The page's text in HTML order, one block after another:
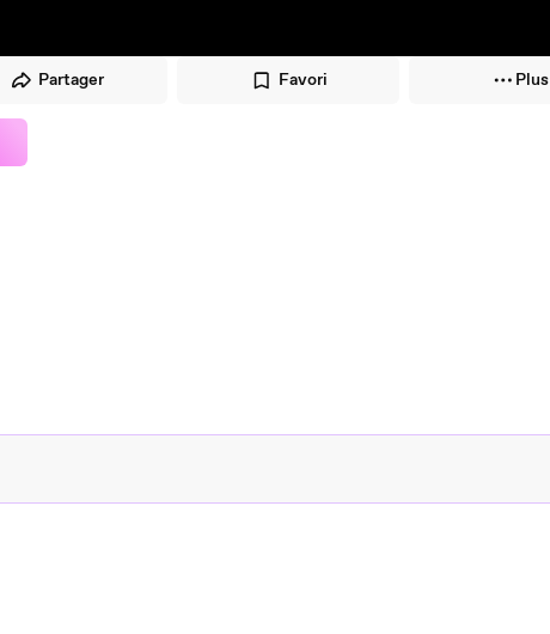
Partager Favori Plus